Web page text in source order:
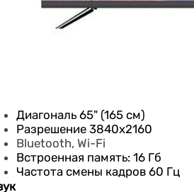
Диагональ 65" (165 см)
Разрешение 3840x2160
Bluetooth, Wi-Fi
Встроенная память: 16 Гб
Частота смены кадров 60 Гц